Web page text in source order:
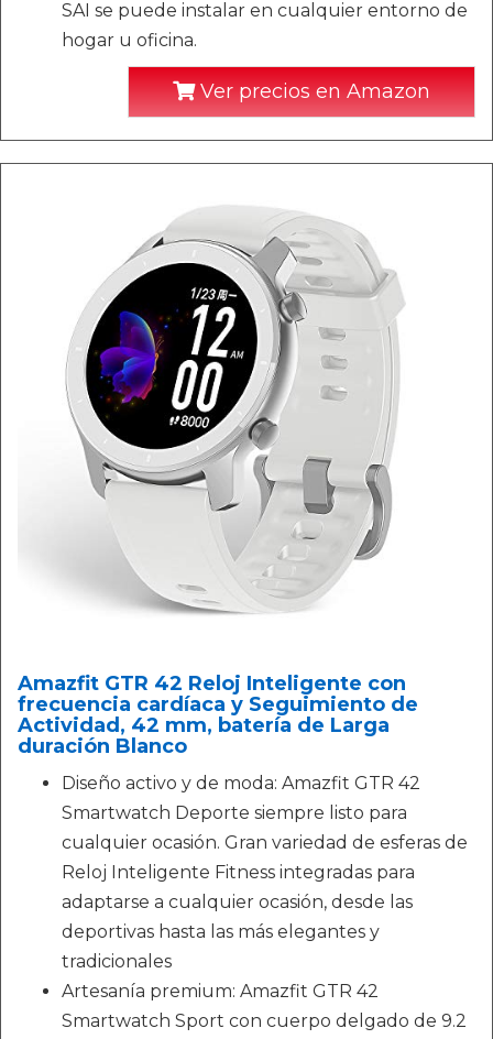
SAI se puede instalar en cualquier entorno de
hogar u oficina.
Ver precios en Amazon
Amazfit GTR 42 Reloj Inteligente con
frecuencia cardíaca y Seguimiento de
Actividad, 42 mm, batería de Larga
duración Blanco
Diseño activo y de moda: Amazfit GTR 42
Smartwatch Deporte siempre listo para
cualquier ocasión. Gran variedad de esferas de
Reloj Inteligente Fitness integradas para
adaptarse a cualquier ocasión, desde las
deportivas hasta las más elegantes y
tradicionales
Artesanía premium: Amazfit GTR 42
Smartwatch Sport con cuerpo delgado de 9.2